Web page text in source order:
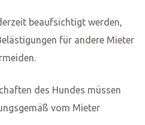
beaufsichtigt werden,
für andere Mieter
des Hundes müssen
vom Mieter